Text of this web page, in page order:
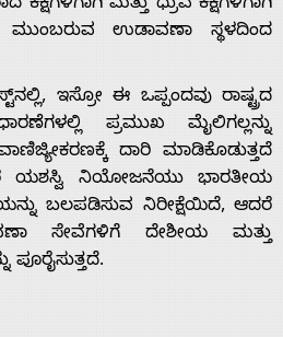
ಕಕ್ಷೆಗಳಿಗಾಗಿ ಮತ್ತು ಧ್ರುವ ಕಕ್ಷೆಗಳಿಗಾಗಿ
ಮುಂಬರುವ ಉಡಾವಣಾ ಸ್ಥಳದಿಂದ
ಇಸ್ರೋ ಈ ಒಪ್ಪಂದವು ರಾಷ್ಟ್ರದ
ಪ್ರಮುಖ ಮೈಲಿಗಲ್ಲನ್ನು
ದಾರಿ ಮಾಡಿಕೊಡುತ್ತದೆ
ಯಶಸ್ವಿ ನಿಯೋಜನೆಯು ಭಾರತೀಯ
ಬಲಪಡಿಸುವ ನಿರೀಕ್ಷೆಯಿದೆ, ಆದರೆ
ಸೇವೆಗಳಿಗೆ ದೇಶೀಯ ಮತ್ತು
ಪೂರೈಸುತ್ತದೆ.